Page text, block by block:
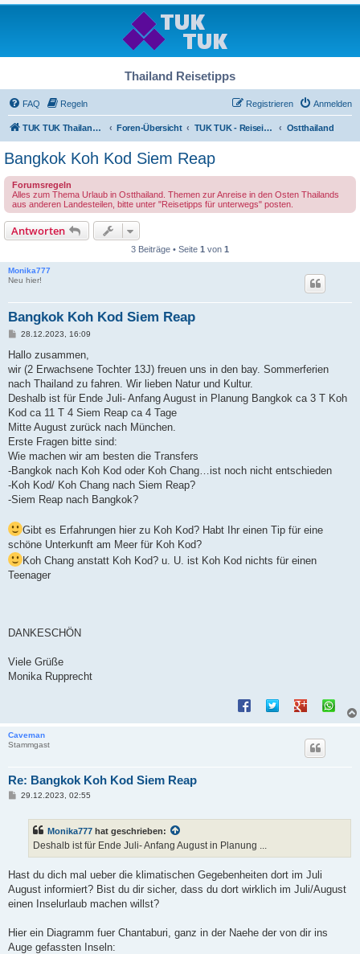
Thailand Reisetipps
FAQ Regeln Anmelden
Registrieren
TUK TUK Thailand Reisetipps Foren-Übersicht TUK TUK - Reiseinfos - Thailand Regional Ostthailand
Bangkok Koh Kod Siem Reap
Forumsregeln
Alles zum Thema Urlaub in Ostthailand. Themen zur Anreise in den Osten Thailands
aus anderen Landesteilen, bitte unter "Reisetipps für unterwegs" posten.
Antworten
3 Beiträge • Seite 1 von 1
Monika777
Neu hier!
Bangkok Koh Kod Siem Reap
B
i
r
a
28.12.2023, 16:09
Hallo zusammen,
wir (2 Erwachsene Tochter 13J) freuen uns in den bay. Sommerferien
nach Thailand zu fahren. Wir lieben Natur und Kultur.
Deshalb ist für Ende Juli- Anfang August in Planung Bangkok ca 3 T Koh
Kod ca 11 T 4 Siem Reap ca 4 Tage
Mitte August zurück nach München.
Erste Fragen bitte sind:
Wie machen wir am besten die Transfers
-Bangkok nach Koh Kod oder Koh Chang…ist noch nicht entschieden
-Koh Kod/ Koh Chang nach Siem Reap?
-Siem Reap nach Bangkok?
Gibt es Erfahrungen hier zu Koh Kod? Habt Ihr einen Tip für eine
schöne Unterkunft am Meer für Koh Kod?
Koh Chang anstatt Koh Kod? u. U. ist Koh Kod nichts für einen
Teenager
DANKESCHÖN
Viele Grüße
Monika Rupprecht
Caveman
Stammgast
Re: Bangkok Koh Kod Siem Reap
B29.12.2023, 02:55
Monika777 hat geschrieben:
Deshalb ist für Ende Juli- Anfang August in Planung ...
Hast du dich mal ueber die klimatischen Gegebenheiten dort im Juli
August informiert? Bist du dir sicher, dass du dort wirklich im Juli/August
einen Inselurlaub machen willst?
Hier ein Diagramm fuer Chantaburi, ganz in der Naehe der von dir ins
Auge gefassten Inseln: